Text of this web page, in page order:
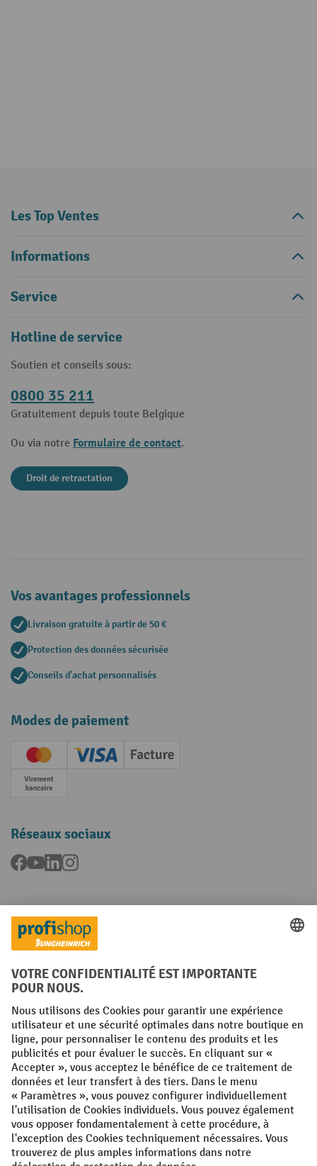
Les Top Ventes
Informations
Service
Hotline de service
Soutien et conseils sous:
0800 35 211
Gratuitement depuis toute Belgique
Ou via notre Formulaire de contact.
Droit de retractation
Vos avantages professionnels
Livraison gratuite à partir de 50 €
Protection des données sécurisée
Conseils d'achat personnalisés
Modes de paiement
Creditcard (Master)Creditcard (Visa)
Facture
Paiement anticipé
Réseaux sociaux
Facebook
YouTubeLinkedInInstagram
Langues
FR NL
Conditions générales Mentions légales
Protection des Données Politique de cookies
All prices excl. VAT plusshipping costsand possible delivery charges,
if not stated otherwise.
¹ La remise est valable jusqu'à épuisement des stocks. La remise ne
s'applique pas aux prix spéciaux. Il n'est pas possible de le combiner
avec d'autres réductions en pourcentage ou bons de réduction. | ² La
réduction sera accordée une seule fois lors de la première inscription